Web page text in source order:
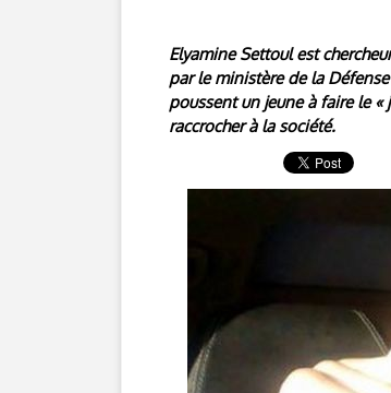
Elyamine Settoul est
par le ministère de la
poussent un jeune à faire le
raccrocher à la société.